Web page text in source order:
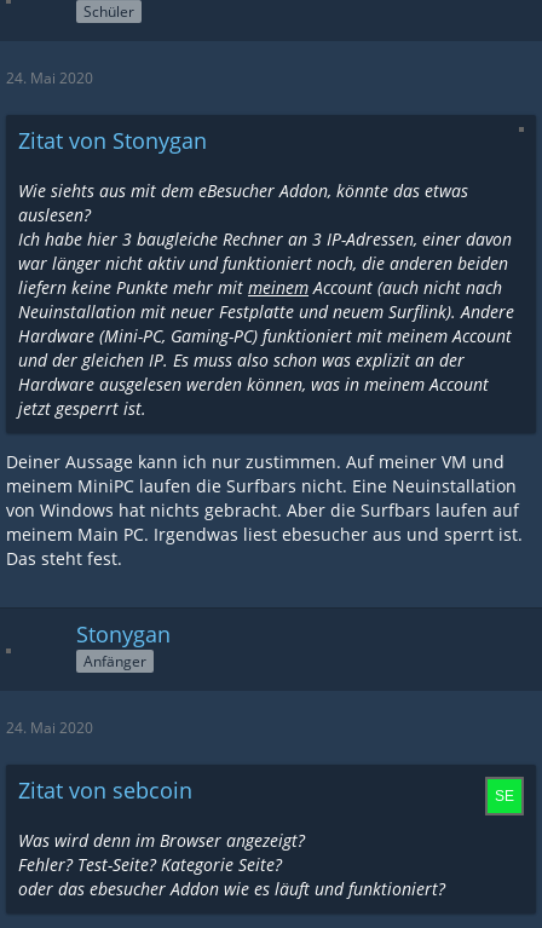
Schüler
24. Mai 2020
Zitat von Stonygan
Wie siehts aus mit dem eBesucher Addon, könnte das etwas
auslesen?
Ich habe hier 3 baugleiche Rechner an 3 IP-Adressen, einer davon
war länger nicht aktiv und funktioniert noch, die anderen beiden
liefern keine Punkte mehr mit meinem Account (auch nicht nach
Neuinstallation mit neuer Festplatte und neuem Surflink). Andere
Hardware (Mini-PC, Gaming-PC) funktioniert mit meinem Account
und der gleichen IP. Es muss also schon was explizit an der
Hardware ausgelesen werden können, was in meinem Account
jetzt gesperrt ist.
Deiner Aussage kann ich nur zustimmen. Auf meiner VM und
meinem MiniPC laufen die Surfbars nicht. Eine Neuinstallation
von Windows hat nichts gebracht. Aber die Surfbars laufen auf
meinem Main PC. Irgendwas liest ebesucher aus und sperrt ist.
Das steht fest.
Stonygan
Anfänger
24. Mai 2020
Zitat von sebcoin
Was wird denn im Browser angezeigt?
Fehler? Test-Seite? Kategorie Seite?
oder das ebesucher Addon wie es läuft und funktioniert?